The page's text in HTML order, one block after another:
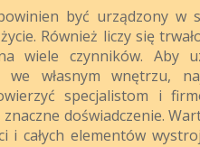
być urządzony w
Również liczy się
wiele czynników. Aby
we własnym wnętrzu,
specjalistom i
znaczne doświadczenie.
i całych elementów